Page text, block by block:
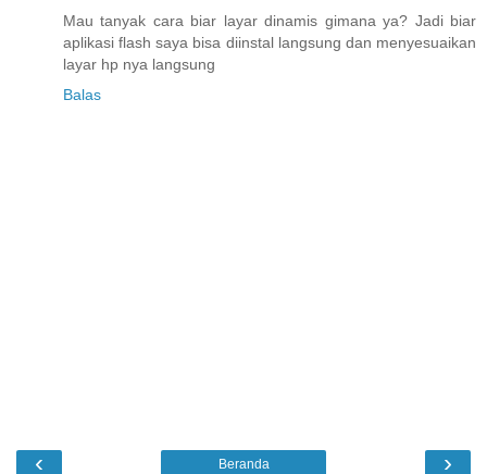
Mau tanyak cara biar layar dinamis gimana ya? Jadi biar
aplikasi flash saya bisa diinstal langsung dan menyesuaikan
layar hp nya langsung
Balas
‹ ›
Beranda